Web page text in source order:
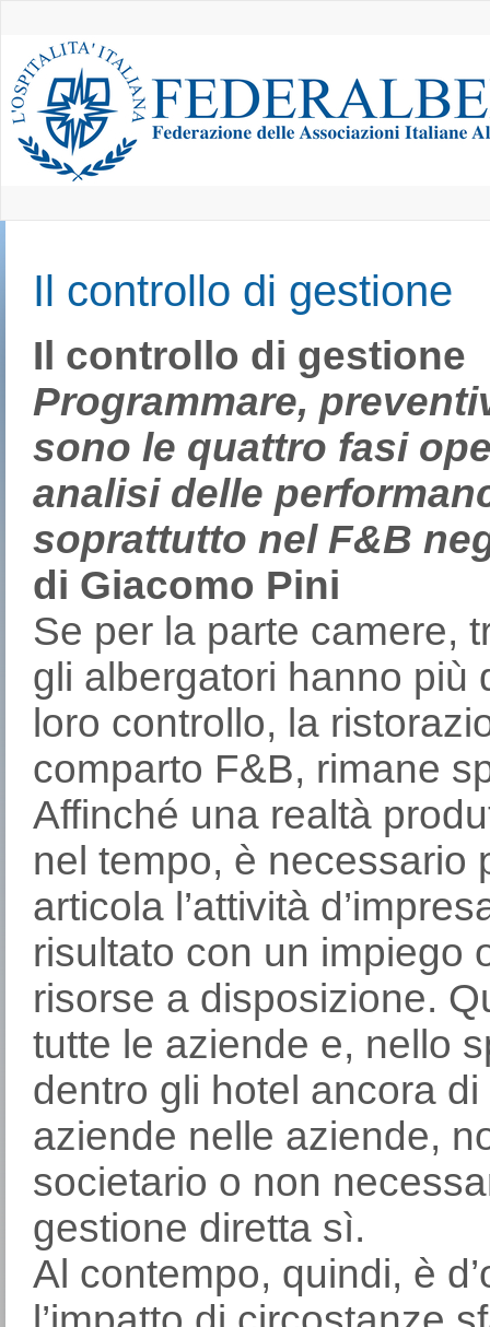
Il controllo di gestione
Il controllo di gestione
Programmare,
sono le quattro fasi
analisi delle
soprattutto nel F&B
di Giacomo Pini
Se per la parte camere,
gli albergatori hanno più
loro controllo, la
comparto F&B, rimane
Affinché una realtà
nel tempo, è necessario
articola l’attività
risultato con un impiego
risorse a disposizione.
tutte le aziende e, nello
dentro gli hotel ancora
aziende nelle aziende,
societario o non
gestione diretta sì.
Al contempo, quindi, è